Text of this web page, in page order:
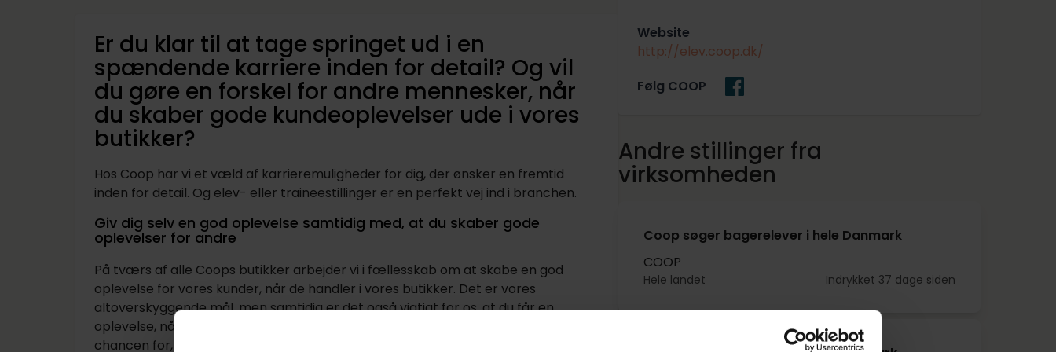
Er du klar til at tage springet ud i en
spændende karriere inden for detail? Og vil
du gøre en forskel for andre mennesker, når
du skaber gode kundeoplevelser ude i vores
butikker?
Hos Coop har vi et væld af karrieremuligheder for dig, der ønsker en fremtid
inden for detail. Og elev- eller traineestillinger er en perfekt vej ind i branchen.
Giv dig selv en god oplevelse samtidig med, at du skaber gode
oplevelser for andre
På tværs af alle Coops butikker arbejder vi i fællesskab om at skabe en god
oplevelse for vores kunder, når de handler i vores butikker. Det er vores
altoverskyggende mål, men samtidig er det også vigtigt for os, at du får en
oplevelse, når du tager en elev- eller traineeuddannelse hos Coop. Og det har du
chancen for, hvis du ønsker at gøre karriere i en branche, hvor du kan se ind i en
Website
http://elev.coop.dk/
Følg COOP
Andre stillinger fra
virksomheden
Coop søger bagerelever i hele Danmark
COOP
Hele landet Indrykket 37 dage siden